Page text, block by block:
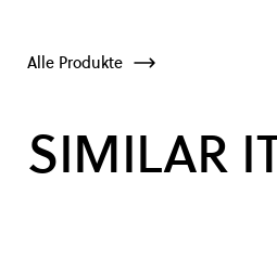
Alle Produkte
SIMILAR